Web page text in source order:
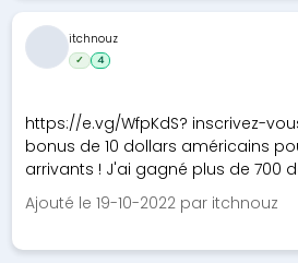
https://e.vg/WfpKdS? inscrivez-
bonus de 10 dollars américains
arrivants ! J'ai gagné plus de 700
Ajouté le 19-10-2022 par itchnouz
itchnouz
✓ 4